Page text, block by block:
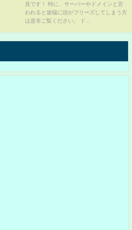
サーバー】
見です！ 特に、サーバーやドメインと言
われると途端に頭がフリーズしてしまう方
は是非ご覧ください。 ド...